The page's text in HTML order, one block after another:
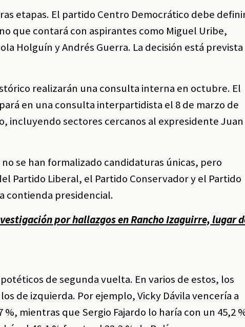
etapas. El partido Centro Democrático debe
que contará con aspirantes como Miguel Uribe,
Holguín y Andrés Guerra. La decisión está prevista
realizarán una consulta interna en octubre. El
en una consulta interpartidista el 8 de marzo de
incluyendo sectores cercanos al expresidente Juan
se han formalizado candidaturas únicas, pero
Partido Liberal, el Partido Conservador y el Partido
contienda presidencial.
por hallazgos en Rancho Izaguirre, lugar
de segunda vuelta. En varios de estos, los
de izquierda. Por ejemplo, Vicky Dávila vencería a
mientras que Sergio Fajardo lo haría con un 45,2